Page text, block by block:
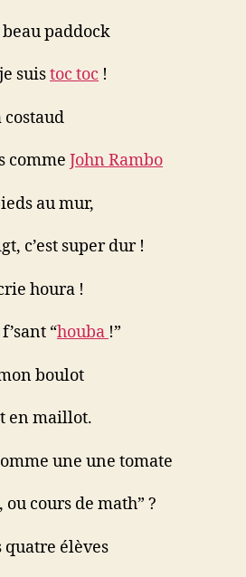
paddock
suistoc toc !
costaud
comme John Rambo
au mur,
c’est super dur !
houra !
“houba !”
boulot
en maillot.
une une tomate
cours de math” ?
quatre élèves